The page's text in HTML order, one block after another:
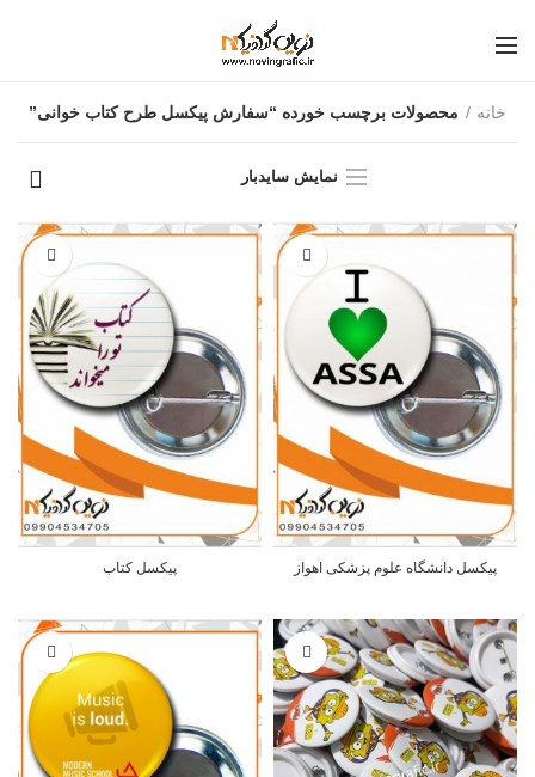
خانه محصولات برچسب خورده “سفارش پیکسل طرح کتاب خوانی”
نمایش سایدبار
پیکسل دانشگاه علوم پزشکی اهواز پیکسل کتاب